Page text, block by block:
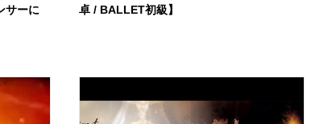
サーに
卓 / BALLET初級】